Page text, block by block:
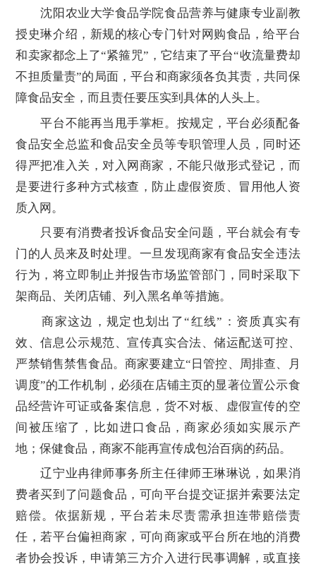
沈阳农业大学食品学院食品营养与健康专业副教
授史琳介绍，新规的核心专门针对网购食品，给平台
和卖家都念上了“紧箍咒”，它结束了平台“收流量费却
不担质量责”的局面，平台和商家须各负其责，共同保
障食品安全，而且责任要压实到具体的人头上。
平台不能再当甩手掌柜。按规定，平台必须配备
食品安全总监和食品安全员等专职管理人员，同时还
得严把准入关，对入网商家，不能只做形式登记，而
是要进行多种方式核查，防止虚假资质、冒用他人资
质入网。
只要有消费者投诉食品安全问题，平台就会有专
门的人员来及时处理。一旦发现商家有食品安全违法
行为，将立即制止并报告市场监管部门，同时采取下
架商品、关闭店铺、列入黑名单等措施。
商家这边，规定也划出了“红线”：资质真实有
效、信息公示规范、宣传真实合法、储运配送可控、
严禁销售禁售食品。商家要建立“日管控、周排查、月
调度”的工作机制，必须在店铺主页的显著位置公示食
品经营许可证或备案信息，货不对板、虚假宣传的空
间被压缩了，比如进口食品，商家必须如实展示产
地；保健食品，商家不能再宣传成包治百病的药品。
辽宁业冉律师事务所主任律师王琳琳说，如果消
费者买到了问题食品，可向平台提交证据并索要法定
赔偿。依据新规，平台若未尽责需承担连带赔偿责
任，若平台偏袒商家，可向商家或平台所在地的消费
者协会投诉，申请第三方介入进行民事调解，或直接